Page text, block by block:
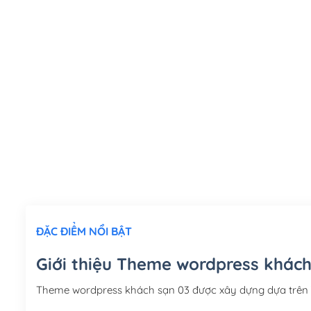
ĐẶC ĐIỂM NỔI BẬT
Giới thiệu Theme wordpress
Theme wordpress khách sạn 03 được xây dựng dựa